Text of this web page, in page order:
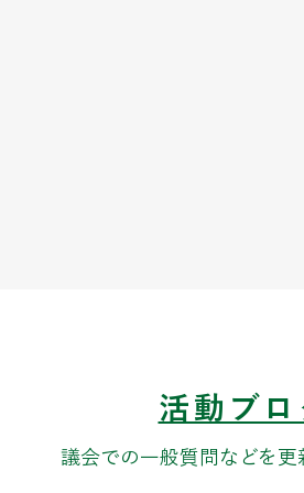
活動ブロ
議会での一般質問などを更